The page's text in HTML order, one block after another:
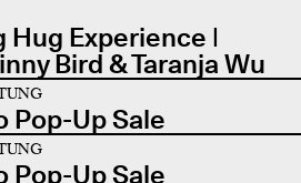
Hug Experience |
Bird & Taranja Wu
Pop-Up Sale
Pop-Up Sale